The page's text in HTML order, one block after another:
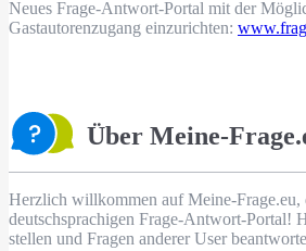
Neues Frage-Antwort-Portal mit der
Gastautorenzugang einzurichten:
Über Meine-
Herzlich willkommen auf Meine-Frage.eu,
deutschsprachigen Frage-Antwort-Portal!
stellen und Fragen anderer User